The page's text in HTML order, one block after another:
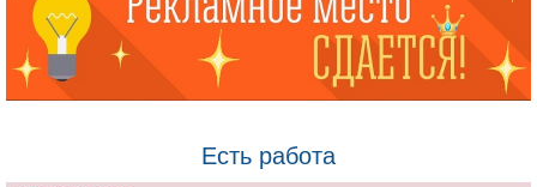
Есть работа